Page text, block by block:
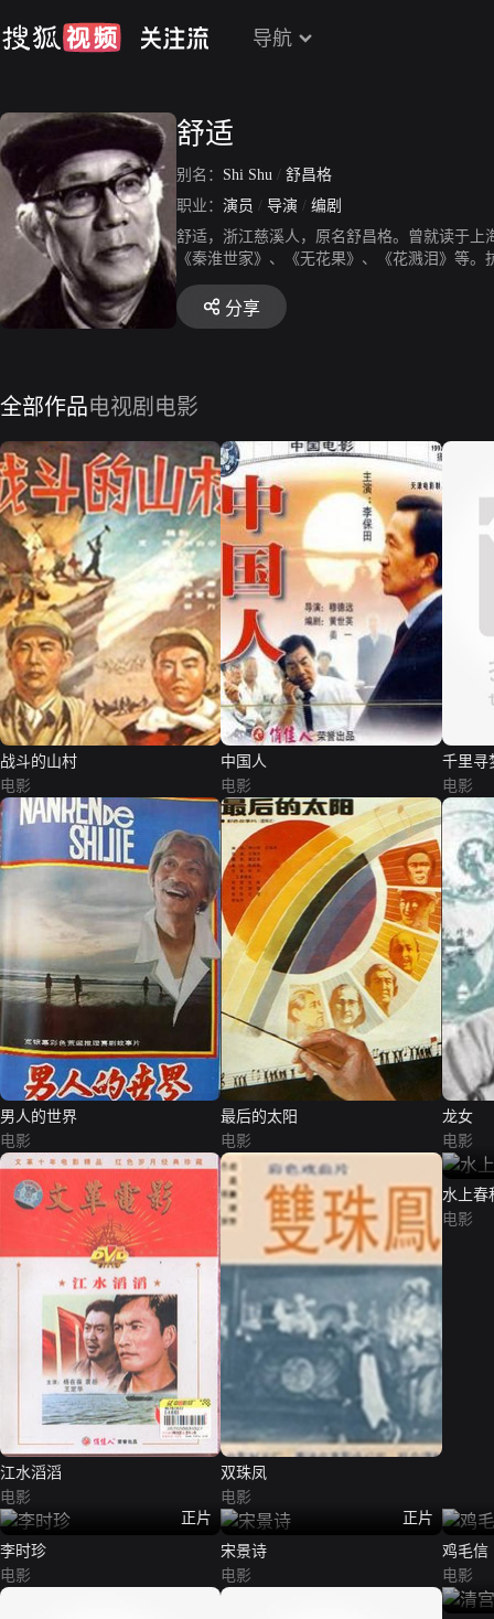
导航
舒适
别名： Shi Shu / 舒昌格
职业： 演员 / 导演 / 编剧
舒适，浙江慈溪人，原名舒昌格。曾就读于
《秦淮世家》、《无花果》、《花溅泪》等
星之一。解放后他主演了《林冲》、《红日
分享
全部作品电视剧 电影
战斗的山村
电影
中国人
电影
千里寻
电影
男人的世界
电影
最后的太阳
电影
龙女
电影
江水滔滔
电影
双珠凤
电影
水上春
电影
正片
李时珍
电影
正片
宋景诗
电影
鸡毛信
电影